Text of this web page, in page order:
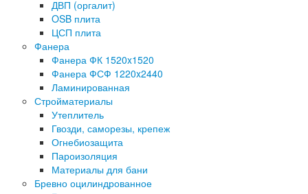
ДВП (оргалит)
OSB плита
ЦСП плита
Фанера
Фанера ФК 1520x1520
Фанера ФСФ 1220x2440
Ламинированная
Стройматериалы
Утеплитель
Гвозди, саморезы, крепеж
Огнебиозащита
Пароизоляция
Материалы для бани
Бревно оцилиндрованное